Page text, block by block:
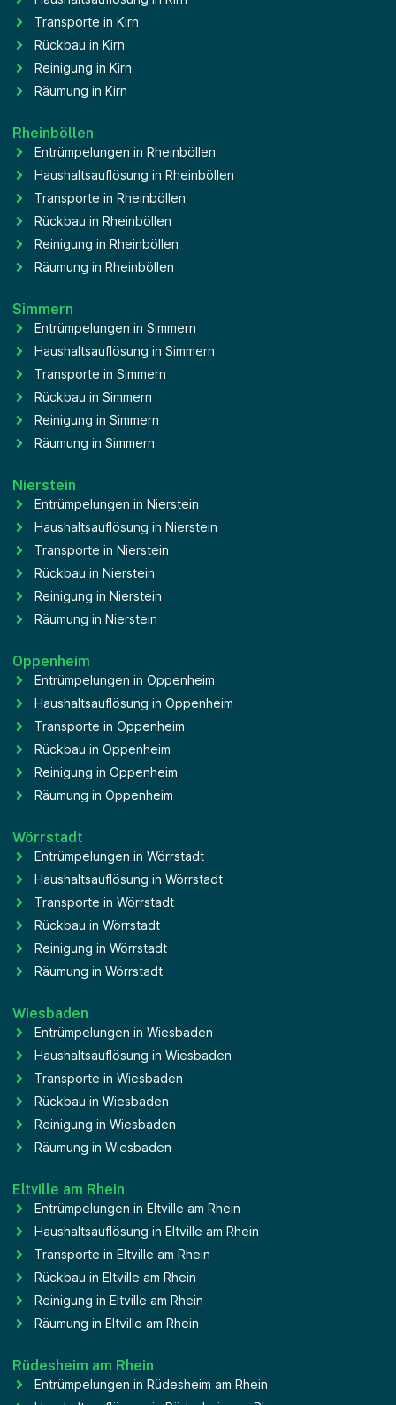
Transporte in Kirn
Rückbau in Kirn
Reinigung in Kirn
Räumung in Kirn
Rheinböllen
Entrümpelungen in Rheinböllen
Haushaltsauflösung in Rheinböllen
Transporte in Rheinböllen
Rückbau in Rheinböllen
Reinigung in Rheinböllen
Räumung in Rheinböllen
Simmern
Entrümpelungen in Simmern
Haushaltsauflösung in Simmern
Transporte in Simmern
Rückbau in Simmern
Reinigung in Simmern
Räumung in Simmern
Nierstein
Entrümpelungen in Nierstein
Haushaltsauflösung in Nierstein
Transporte in Nierstein
Rückbau in Nierstein
Reinigung in Nierstein
Räumung in Nierstein
Oppenheim
Entrümpelungen in Oppenheim
Haushaltsauflösung in Oppenheim
Transporte in Oppenheim
Rückbau in Oppenheim
Reinigung in Oppenheim
Räumung in Oppenheim
Wörrstadt
Entrümpelungen in Wörrstadt
Haushaltsauflösung in Wörrstadt
Transporte in Wörrstadt
Rückbau in Wörrstadt
Reinigung in Wörrstadt
Räumung in Wörrstadt
Wiesbaden
Entrümpelungen in Wiesbaden
Haushaltsauflösung in Wiesbaden
Transporte in Wiesbaden
Rückbau in Wiesbaden
Reinigung in Wiesbaden
Räumung in Wiesbaden
Eltville am Rhein
Entrümpelungen in Eltville am Rhein
Haushaltsauflösung in Eltville am Rhein
Transporte in Eltville am Rhein
Rückbau in Eltville am Rhein
Reinigung in Eltville am Rhein
Räumung in Eltville am Rhein
Rüdesheim am Rhein
Entrümpelungen in Rüdesheim am Rhein